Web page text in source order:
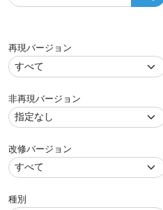
再現バージョン
非再現バージョン
改修バージョン
種別